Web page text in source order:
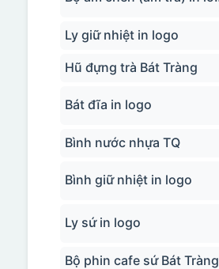
Ly giữ nhiệt in logo
Hũ đựng trà Bát Tràng
Bát đĩa in logo
Bình nước nhựa TQ
Bình giữ nhiệt in logo
Ly sứ in logo
Bộ phin cafe sứ Bát Tràng